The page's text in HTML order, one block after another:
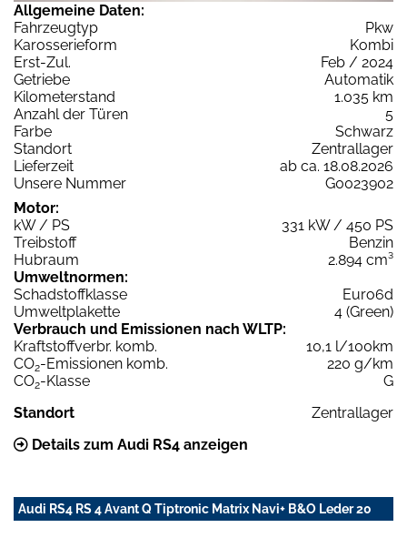
Allgemeine Daten:
Fahrzeugtyp
Pkw
Karosserieform
Kombi
Erst-Zul.
Feb / 2024
Getriebe
Automatik
Kilometerstand
1.035 km
Anzahl der Türen
5
Farbe
Schwarz
Standort
Zentrallager
Lieferzeit
ab ca. 18.08.2026
Unsere Nummer
G0023902
Motor:
kW / PS
331 kW / 450 PS
Treibstoff
Benzin
Hubraum
2.894 cm³
Umweltnormen:
Schadstoffklasse
Euro6d
Umweltplakette
4 (Green)
Verbrauch und Emissionen nach WLTP:
Kraftstoffverbr. komb.
10,1 l/100km
CO2-Emissionen komb.
220 g/km
CO2-Klasse
G
Standort
Zentrallager
Details zum Audi RS4 anzeigen
Audi RS4 RS 4 Avant Q Tiptronic Matrix Navi+ B&O Leder 20